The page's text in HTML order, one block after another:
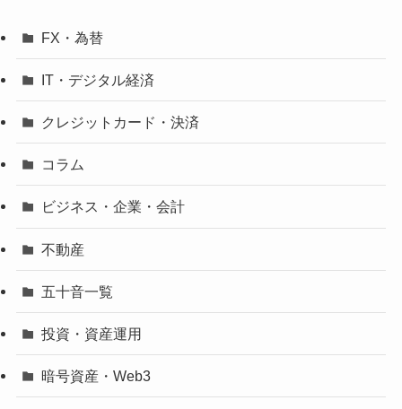
FX・為替
IT・デジタル経済
クレジットカード・決済
コラム
ビジネス・企業・会計
不動産
五十音一覧
投資・資産運用
暗号資産・Web3